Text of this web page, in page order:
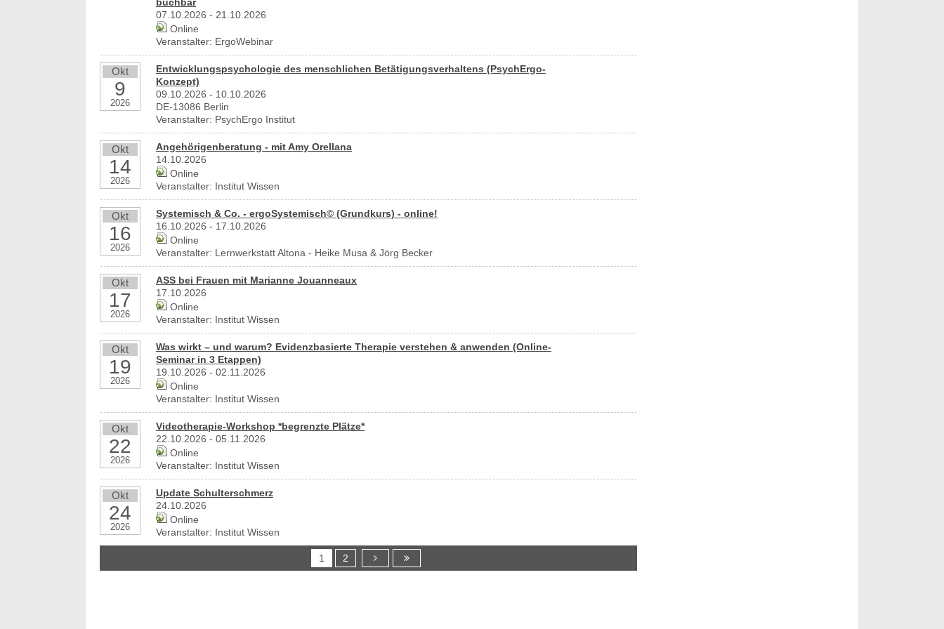
07.10.2026 - 21.10.2026
Online
Veranstalter: ErgoWebinar
Okt
9
2026
Entwicklungspsychologie des menschlichen Betätigungsverhaltens (PsychErgo-
Konzept)
09.10.2026 - 10.10.2026
DE-13086 Berlin
Veranstalter: PsychErgo Institut
Okt
14
2026
Angehörigenberatung - mit Amy Orellana
14.10.2026
Online
Veranstalter: Institut Wissen
Okt
16
2026
Systemisch & Co. - ergoSystemisch© (Grundkurs) - online!
16.10.2026 - 17.10.2026
Online
Veranstalter: Lernwerkstatt Altona - Heike Musa & Jörg Becker
Okt
17
2026
ASS bei Frauen mit Marianne Jouanneaux
17.10.2026
Online
Veranstalter: Institut Wissen
Okt
19
2026
Was wirkt – und warum? Evidenzbasierte Therapie verstehen & anwenden (Online-
Seminar in 3 Etappen)
19.10.2026 - 02.11.2026
Online
Veranstalter: Institut Wissen
Okt
22
2026
Videotherapie-Workshop *begrenzte Plätze*
22.10.2026 - 05.11.2026
Online
Veranstalter: Institut Wissen
Okt
24
2026
Update Schulterschmerz
24.10.2026
Online
Veranstalter: Institut Wissen
1 2